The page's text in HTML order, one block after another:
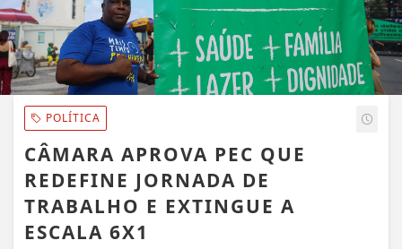
POLÍTICA
CÂMARA APROVA PEC QUE
REDEFINE JORNADA DE
TRABALHO E EXTINGUE A
ESCALA 6X1